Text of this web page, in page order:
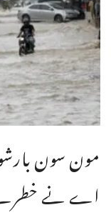
مون سون
اے نے خطرے